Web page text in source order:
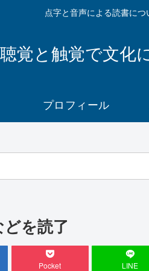
点字と音声による読書に
聴覚と触覚で文化
プロフィール
を読了
Pocket LINE